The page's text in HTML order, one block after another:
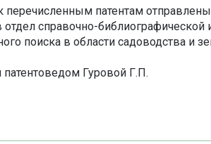
перечисленным патентам
справочно-
поиска в области садоводства и
патентоведом Гуровой Г.П.